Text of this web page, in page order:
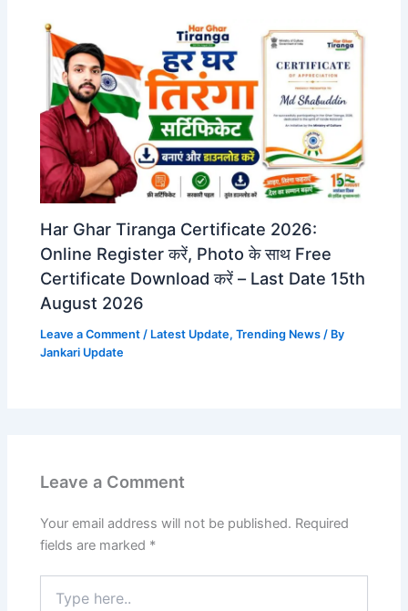
Har Ghar Tiranga Certificate 2026:
Online Register करें, Photo के साथ Free
Certificate Download करें – Last Date 15th
August 2026
Leave a Comment / Latest Update,Trending News / By
Jankari Update
Leave a Comment
Your email address will not be published. Required
fields are marked *
here..